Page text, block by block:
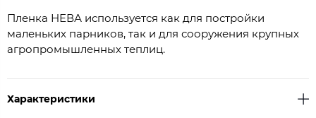
Пленка НЕВА используется как для постройки
маленьких парников, так и для сооружения крупных
агропромышленных теплиц.
Характеристики